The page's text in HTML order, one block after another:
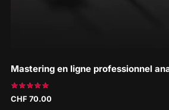
Mastering en ligne professionnel
Note
5.00
CHF 70.00